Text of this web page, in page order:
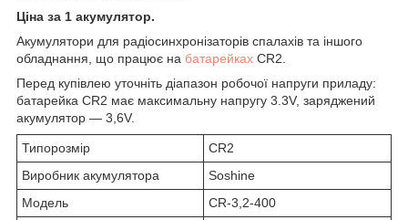
Ціна за 1 акумулятор.
Акумулятори для радіосинхронізаторів спалахів та іншого
обладнання, що працює на батарейках CR2.
Перед купівлею уточніть діапазон робочої напруги приладу:
батарейка CR2 має максимальну напругу 3.3V, заряджений
акумулятор — 3,6V.
Типорозмір
CR2
Виробник акумулятора
Soshine
Модель
CR-3,2-400